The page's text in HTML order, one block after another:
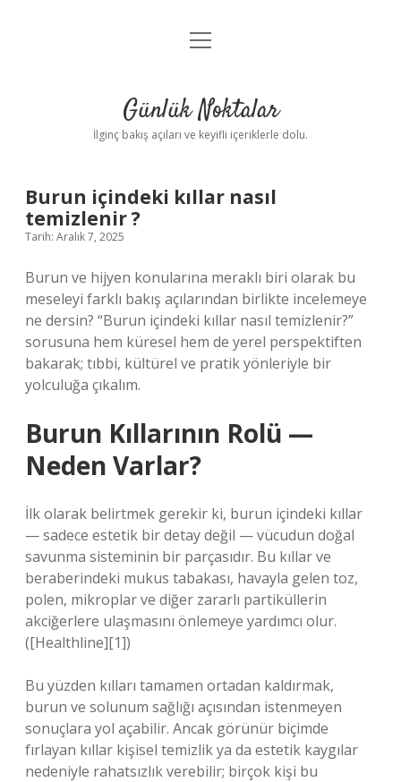
Anasayfa
Yasal Uyarı
menüyü
Günlük Noktalar
İlginç bakış açıları ve keyifli içeriklerle dolu.
Burun içindeki kıllar nasıl
temizlenir ?
Tarih: Aralık 7, 2025
Burun ve hijyen konularına meraklı biri olarak bu
meseleyi farklı bakış açılarından birlikte incelemeye
ne dersin? “Burun içindeki kıllar nasıl temizlenir?”
sorusuna hem küresel hem de yerel perspektiften
bakarak; tıbbi, kültürel ve pratik yönleriyle bir
yolculuğa çıkalım.
Burun Kıllarının Rolü —
Neden Varlar?
İlk olarak belirtmek gerekir ki, burun içindeki kıllar
— sadece estetik bir detay değil — vücudun doğal
savunma sisteminin bir parçasıdır. Bu kıllar ve
beraberindeki mukus tabakası, havayla gelen toz,
polen, mikroplar ve diğer zararlı partiküllerin
akciğerlere ulaşmasını önlemeye yardımcı olur.
([Healthline][1])
Bu yüzden kılları tamamen ortadan kaldırmak,
burun ve solunum sağlığı açısından istenmeyen
sonuçlara yol açabilir. Ancak görünür biçimde
fırlayan kıllar kişisel temizlik ya da estetik kaygılar
nedeniyle rahatsızlık verebilir; birçok kişi bu